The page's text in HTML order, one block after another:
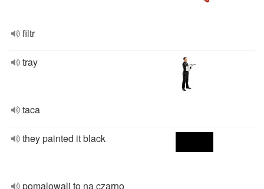
filtr
tray
taca
they painted it black
pomalowali to na czarno